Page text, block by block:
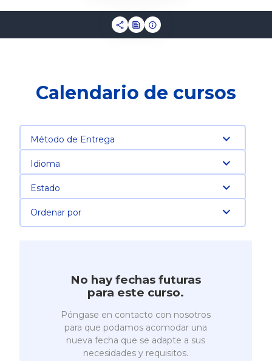
Calendario de cursos
Método de Entrega
Idioma
Estado
Ordenar por
No hay fechas futuras
para este curso.
Póngase en contacto con nosotros
para que podamos acomodar una
nueva fecha que se adapte a sus
necesidades y requisitos.